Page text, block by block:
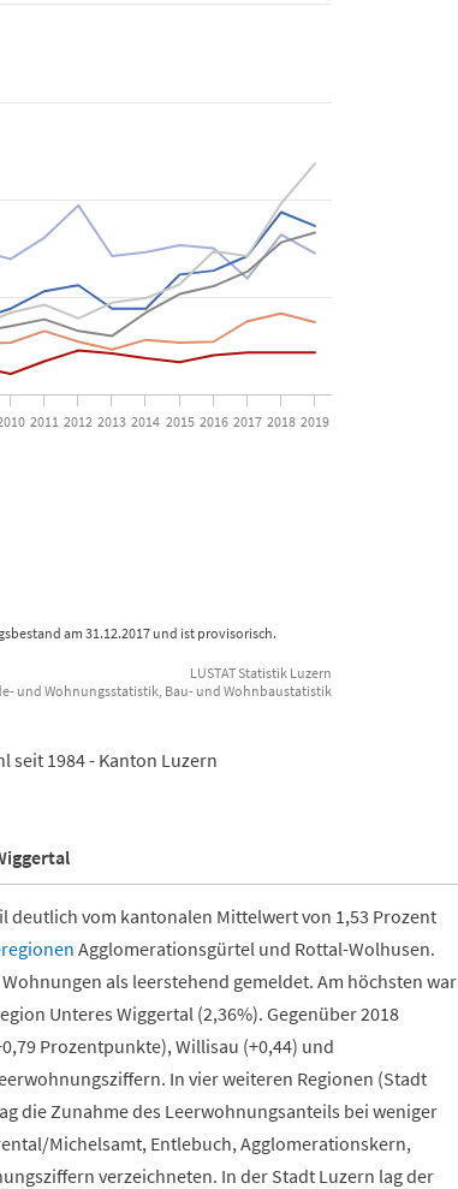
nach Zimmerzahl seit 2001
Data ranges from 0.21 to 3.61.
am 31.12.2017 und ist provisorisch.
2011 2012 2013 2014 2015 2016 2017 2018 2019
LUSTAT Statistik Luzern
und Wohnungsstatistik, Bau- und Wohnbaustatistik
seit 1984 - Kanton Luzern
deutlich vom kantonalen Mittelwert von 1,53 Prozent
Agglomerationsgürtel und Rottal-Wolhusen.
als leerstehend gemeldet. Am höchsten war
Unteres Wiggertal (2,36%). Gegenüber 2018
Prozentpunkte), Willisau (+0,44) und
In vier weiteren Regionen (Stadt
die Zunahme des Leerwohnungsanteils bei weniger
Michelsamt, Entlebuch, Agglomerationskern,
verzeichneten. In der Stadt Luzern lag der